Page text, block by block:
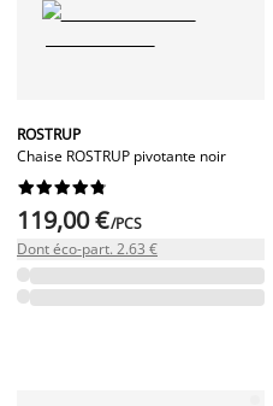
ROSTRUP
Chaise ROSTRUP pivotante noir






119,00 €/PCS
Dont éco-part. 2.63 €